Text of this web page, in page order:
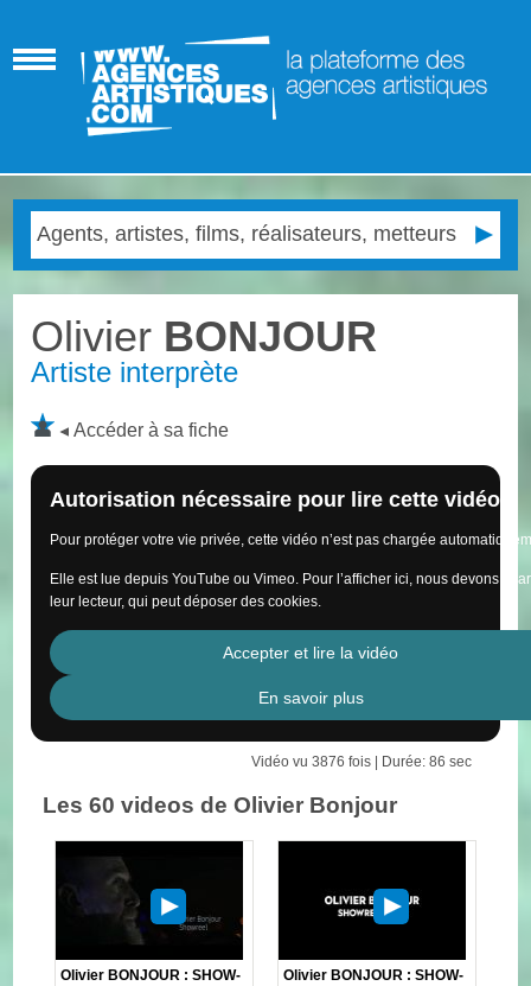
Olivier BONJOUR
Artiste interprète
Accéder à sa fiche
Autorisation nécessaire pour lire cette vidéo
Pour protéger votre vie privée, cette vidéo n’est pas chargée
Elle est lue depuis YouTube ou Vimeo. Pour l’afficher ici, nous devons
leur lecteur, qui peut déposer des cookies.
Accepter et lire la vidéo
En savoir plus
Vidéo vu 3876 fois | Durée: 86 sec
Les 60 videos de Olivier Bonjour
Olivier BONJOUR : SHOW-
Olivier BONJOUR : SHOW-